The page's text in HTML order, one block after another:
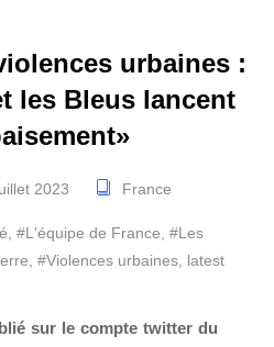
urbaines :
les Bleus lancent
2023 France
#L'équipe de France #Les
#Violences urbaines latest
sur le compte twitter du